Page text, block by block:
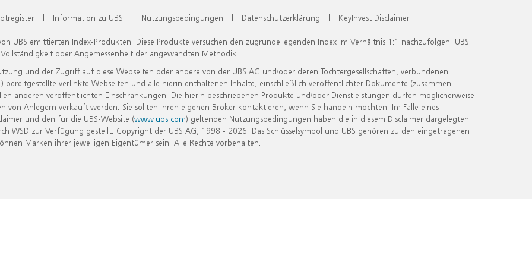
| Information zu UBS | Nutzungsbedingungen | Datenschutzerklärung | KeyInvest Disclaimer
UBS emittierten Index-Produkten. Diese Produkte versuchen den zugrundeliegenden Index im Verhältnis 1:1 nachzufolgen. UBS
oder Angemessenheit der angewandten Methodik.
und der Zugriff auf diese Webseiten oder andere von der UBS AG und/oder deren Tochtergesellschaften, verbundenen
verlinkte Webseiten und alle hierin enthaltenen Inhalte, einschließlich veröffentlichter Dokumente (zusammen
anderen veröffentlichten Einschränkungen. Die hierin beschriebenen Produkte und/oder Dienstleistungen dürfen möglicherweise
Anlegern verkauft werden. Sie sollten Ihren eigenen Broker kontaktieren, wenn Sie handeln möchten. Im Falle eines
und den für die UBS-Website (www.ubs.com) geltenden Nutzungsbedingungen haben die in diesem Disclaimer dargelegten
zur Verfügung gestellt. Copyright der UBS AG, 1998 - 2026. Das Schlüsselsymbol und UBS gehören zu den eingetragenen
Marken ihrer jeweiligen Eigentümer sein. Alle Rechte vorbehalten.